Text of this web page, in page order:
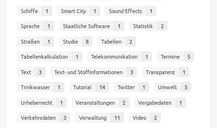
Schiffe
1 Smart City 1 Sound Effects
1
Sprache
1 Staatliche Software 1 Statistik
2
Straßen
1 Studie 8 Tabellen
2
Tabellenkalkulation
1 Telekommunikation 1 Termine
5
Text
3 Text- und Stoffinformationen 3 Transparenz
1
Trinkwasser
1 Tutorial 14 Twitter 1 Umwelt
5
Urheberrecht
1 Veranstaltungen 2 Vergabedaten
1
Verkehrsdaten
3 Verwaltung 11 Video
2